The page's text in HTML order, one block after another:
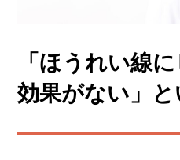
「ほうれい線
効果がない」